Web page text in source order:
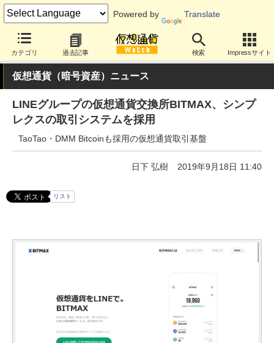
Powered by Translate
カテゴリ 過去記事 検索 Impressサイト
仮想通貨（暗号資産）ニュース
LINEグループの仮想通貨交換所BITMAX、シンプ
レクスの取引システムを採用
TaoTao・DMM Bitcoinも採用の仮想通貨取引基盤
日下 弘樹 2019年9月18日 11:40
リスト